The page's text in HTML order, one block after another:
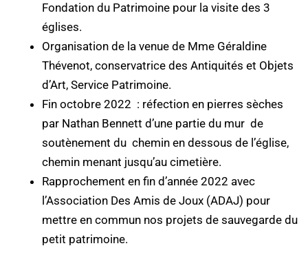
Fondation du Patrimoine pour la visite des 3
églises.
Organisation de la venue de Mme Géraldine
Thévenot, conservatrice des Antiquités et Objets
d’Art, Service Patrimoine.
Fin octobre 2022 : réfection en pierres sèches
par Nathan Bennett d’une partie du mur de
soutènement du chemin en dessous de l’église,
chemin menant jusqu’au cimetière.
Rapprochement en fin d’année 2022 avec
l’Association Des Amis de Joux (ADAJ) pour
mettre en commun nos projets de sauvegarde du
petit patrimoine.